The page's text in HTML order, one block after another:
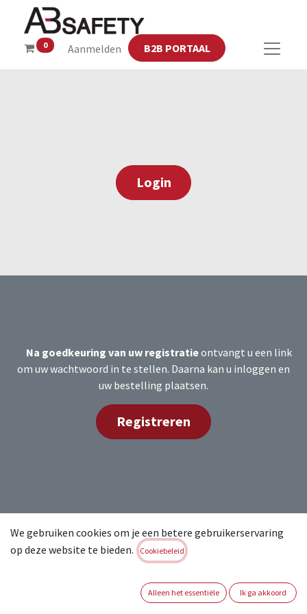
0 Aanmelden B2B PORTAAL
Login
Na goedkeuring van uw registratieontvangt u een link
om uw wachtwoord in te stellen. Daarna kan u inloggen en
uw bestelling plaatsen.
Registreren
Blauwesteenstraat 87 • 2550 Kontich • België
info@ab-safety.eu
We gebruiken cookies om je een betere gebruikerservaring
op deze website te bieden.
Cookiebeleid
Alleen het essentiële Ik ga akkoord